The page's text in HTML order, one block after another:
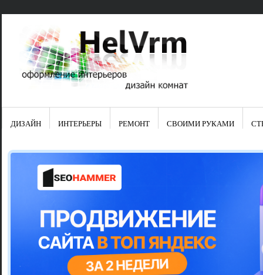
Свежие
Японские
Школа
Шьем
ДИЗАЙН ИНТЕРЬЕРЫ РЕМОНТ СВОИМИ РУКАМИ